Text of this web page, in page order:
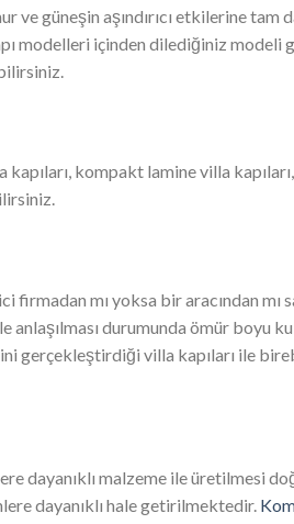
güneşin aşındırıcı etkilerine tam
modelleri içinden dilediğiniz modeli
kompakt lamine villa
firmadan mı yoksa bir aracından mı
durumunda ömür boyu
gerçekleştirdiği villa kapıları ile
dayanıklı malzeme ile üretilmesi
dayanıklı hale getirilmektedir.